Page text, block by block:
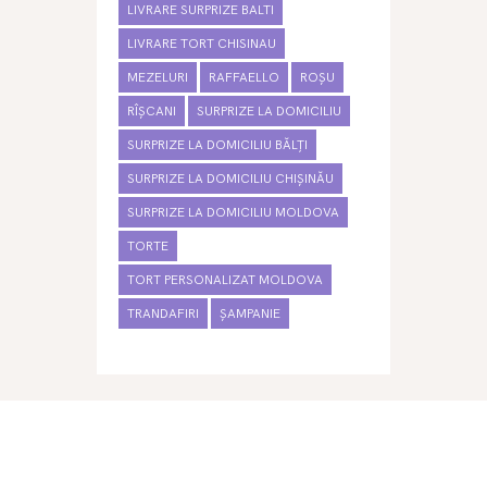
LIVRARE SURPRIZE BALTI
LIVRARE TORT CHISINAU
MEZELURI RAFFAELLO ROȘU
RÎȘCANI SURPRIZE LA DOMICILIU
SURPRIZE LA DOMICILIU BĂLȚI
SURPRIZE LA DOMICILIU CHIȘINĂU
SURPRIZE LA DOMICILIU MOLDOVA
TORTE
TORT PERSONALIZAT MOLDOVA
TRANDAFIRI ȘAMPANIE